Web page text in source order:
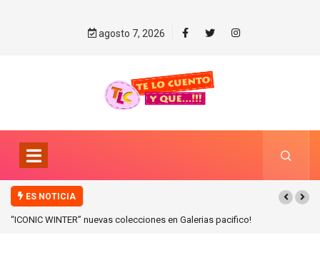
agosto 7, 2026
ES NOTICIA
“ICONIC WINTER” nuevas colecciones en Galerias pacifico!